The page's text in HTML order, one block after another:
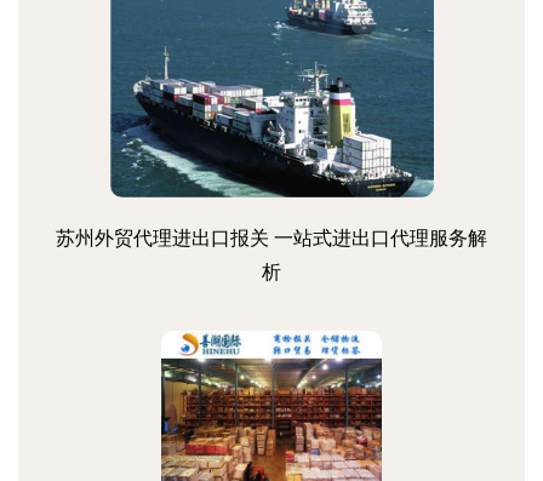
苏州外贸代理进出口报关 一站式进出口代理服务解
析